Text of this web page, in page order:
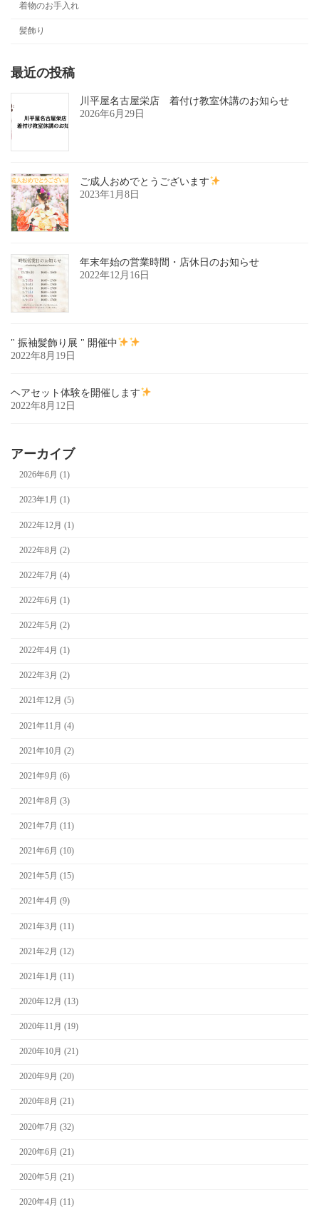
着物のお手入れ
髪飾り
最近の投稿
川平屋名古屋栄店 着付け教室休講のお知らせ
2026年6月29日
ご成人おめでとうございます
2023年1月8日
年末年始の営業時間・店休日のお知らせ
2022年12月16日
" 振袖髪飾り展 " 開催中
2022年8月19日
ヘアセット体験を開催します
2022年8月12日
アーカイブ
2026年6月 (1)
2023年1月 (1)
2022年12月 (1)
2022年8月 (2)
2022年7月 (4)
2022年6月 (1)
2022年5月 (2)
2022年4月 (1)
2022年3月 (2)
2021年12月 (5)
2021年11月 (4)
2021年10月 (2)
2021年9月 (6)
2021年8月 (3)
2021年7月 (11)
2021年6月 (10)
2021年5月 (15)
2021年4月 (9)
2021年3月 (11)
2021年2月 (12)
2021年1月 (11)
2020年12月 (13)
2020年11月 (19)
2020年10月 (21)
2020年9月 (20)
2020年8月 (21)
2020年7月 (32)
2020年6月 (21)
2020年5月 (21)
2020年4月 (11)